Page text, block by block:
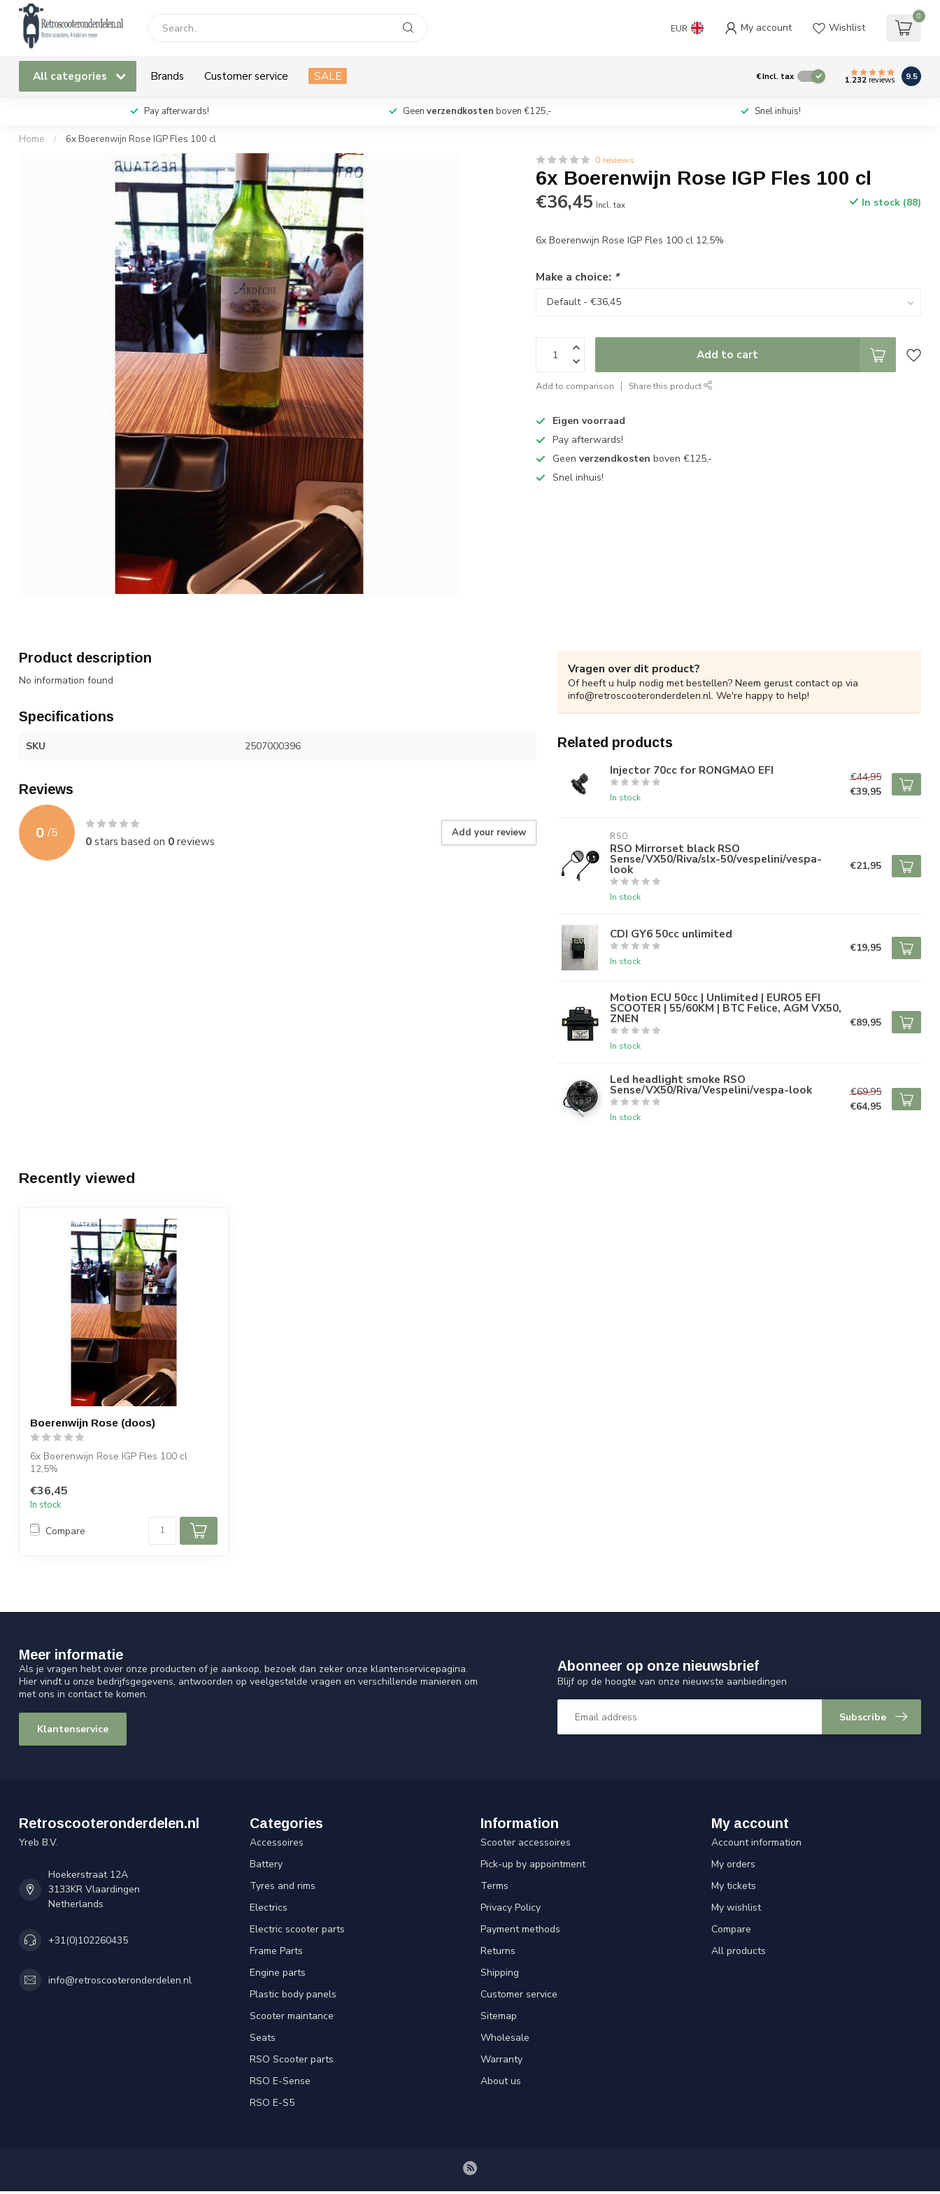
EUR My account Wishlist
0
All categories Brands Customer service SALE €Incl. tax 1.232 reviews 9.5
Pay afterwards! Geen verzendkosten boven €125,- Snel inhuis!
Home / 6x Boerenwijn Rose IGP Fles 100 cl
0 reviews
6x Boerenwijn Rose IGP Fles 100 cl
€36,45 Incl. tax In stock (88)
6x Boerenwijn Rose IGP Fles 100 cl 12,5%
Make a choice: *
Add to cart
Add to comparison Share this product
Eigen voorraad
Pay afterwards!
Geenverzendkosten boven €125,-
Snel inhuis!
Product description
No information found
Specifications
SKU 2507000396
Reviews
0 /5
0stars based on 0reviews
Add your review
Vragen over dit product?
Of heeft u hulp nodig met bestellen? Neem gerust contact op via
info@retroscooteronderdelen.nl. We're happy to help!
Related products
Injector 70cc for RONGMAO EFI
In stock
€44,95
€39,95
RSO
RSO Mirrorset black RSO
Sense/VX50/Riva/slx-50/vespelini/vespa-
look
In stock
€21,95
CDI GY6 50cc unlimited
In stock
€19,95
Motion ECU 50cc | Unlimited | EURO5 EFI
SCOOTER | 55/60KM | BTC Felice, AGM VX50,
ZNEN
In stock
€89,95
Led headlight smoke RSO
Sense/VX50/Riva/Vespelini/vespa-look
In stock
€69,95
€64,95
Recently viewed
Boerenwijn Rose (doos)
6x Boerenwijn Rose IGP Fles 100 cl
12,5%
€36,45
In stock
Compare
Meer informatie
Als je vragen hebt over onze producten of je aankoop, bezoek dan zeker onze klantenservicepagina.
Hier vindt u onze bedrijfsgegevens, antwoorden op veelgestelde vragen en verschillende manieren om
met ons in contact te komen.
Klantenservice
Abonneer op onze nieuwsbrief
Blijf op de hoogte van onze nieuwste aanbiedingen
Subscribe
Retroscooteronderdelen.nl
Yreb B.V.
Hoekerstraat 12A
3133KR Vlaardingen
Netherlands
+31(0)102260435
info@retroscooteronderdelen.nl
Categories
Accessoires
Battery
Tyres and rims
Electrics
Electric scooter parts
Frame Parts
Engine parts
Plastic body panels
Scooter maintance
Seats
RSO Scooter parts
RSO E-Sense
RSO E-S5
Information
Scooter accessoires
Pick-up by appointment
Terms
Privacy Policy
Payment methods
Returns
Shipping
Customer service
Sitemap
Wholesale
Warranty
About us
My account
Account information
My orders
My tickets
My wishlist
Compare
All products